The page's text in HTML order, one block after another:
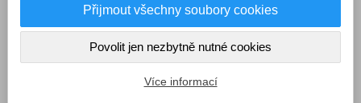
Košík (prázdný)
Přijmout všechny soubory cookies
Povolit jen nezbytně nutné cookies
Více informací